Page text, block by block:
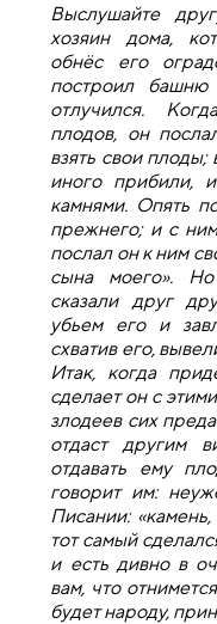
Выслушайте
хозяин дома,
обнёс его
построил башню
отлучился.
плодов, он
взять свои плоды;
иного прибили,
камнями. Опять
прежнего; и с
послал он к ним
сына моего». Но
сказали друг
убьем его и
схватив его,
Итак, когда
сделает он с
злодеев сих
отдаст другим
отдавать ему
говорит им:
Писании:
тот самый
и есть дивно в
вам, что
будет народу,